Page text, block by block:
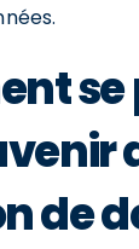
de